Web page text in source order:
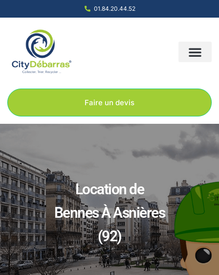
01.84.20.44.52
Faire un devis
Location de
Bennes À Asnières
(92)